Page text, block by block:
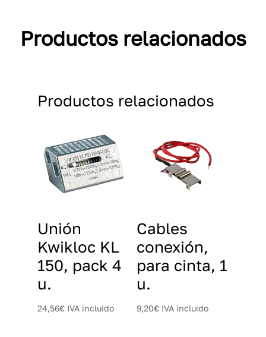
Productos relacionados
Productos relacionados
Unión
Kwikloc KL
150, pack 4
u.
24,56€ IVA incluido
Cables
conexión,
para cinta, 1
u.
9,20€ IVA incluido